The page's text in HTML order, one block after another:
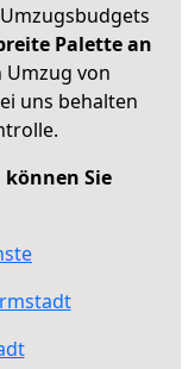
Palette an
von
uns behalten
Sie